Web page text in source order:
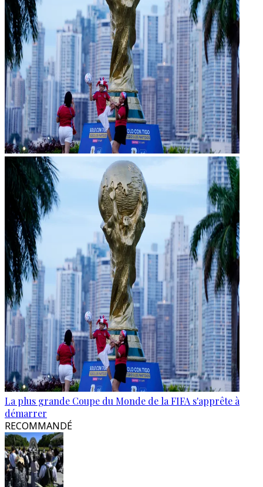
La plus grande Coupe du Monde de la FIFA s'apprête à
démarrer
RECOMMANDÉ